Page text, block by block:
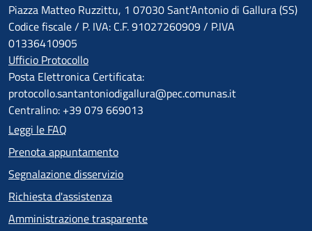
Piazza Matteo Ruzzittu, 1 07030 Sant'Antonio di Gallura (SS)
Codice fiscale / P. IVA: C.F. 91027260909 / P.IVA
01336410905
Ufficio Protocollo
Posta Elettronica Certificata:
protocollo.santantoniodigallura@pec.comunas.it
Centralino: +39 079 669013
Leggi le FAQ
Prenota appuntamento
Segnalazione disservizio
Richiesta d'assistenza
Amministrazione trasparente